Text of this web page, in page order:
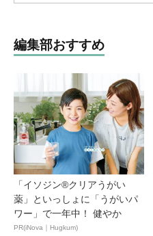
編集部おすすめ
「イソジン®クリアうがい
薬」といっしょに「うがいパ
ワー」で一年中！ 健やか
PR(iNova｜Hugkum)